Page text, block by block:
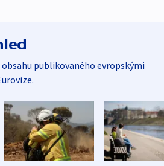
obsahu publikovaného evropskými